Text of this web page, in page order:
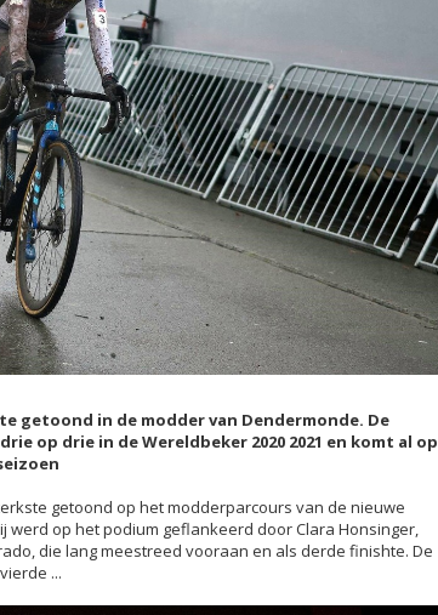
getoond in de modder van Dendermonde. De
op drie in de Wereldbeker 2020 2021 en komt al op
getoond op het modderparcours van de nieuwe
werd op het podium geflankeerd door Clara Honsinger,
die lang meestreed vooraan en als derde finishte. De
...